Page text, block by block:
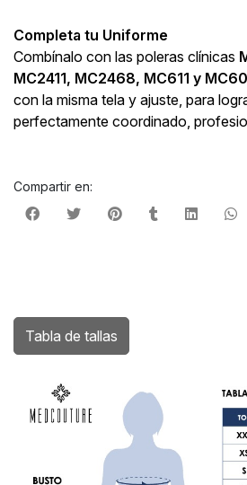
Completa tu Uniforme
Combínalo con las poleras clínicas
MC2411, MC2468, MC611 y
con la misma tela y ajuste, para
perfectamente coordinado,
Compartir en:
Tabla de tallas